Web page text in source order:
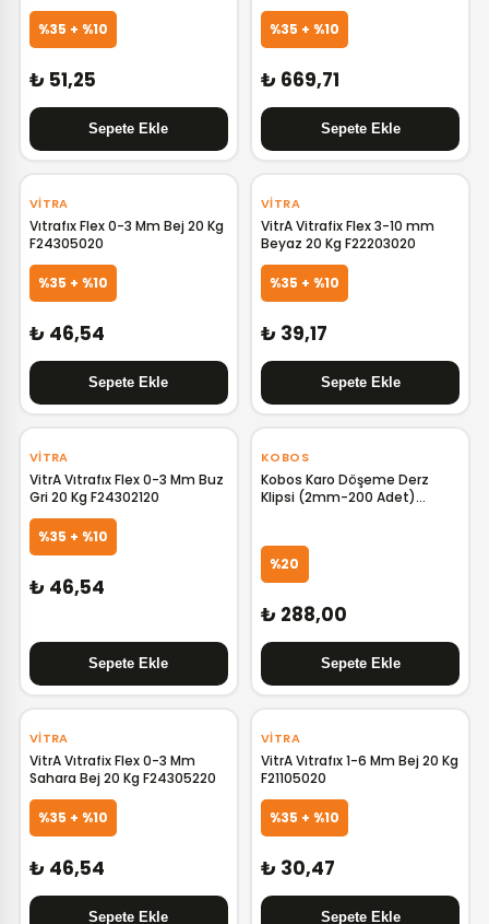
%35 + %10
₺ 51,25
%35 + %10
₺ 669,71
VITRA
Vıtrafıx Flex 0-3 Mm Bej 20 Kg
F24305020
%35 + %10
₺ 46,54
VITRA
VitrA Vitrafix Flex 3-10 mm
Beyaz 20 Kg F22203020
%35 + %10
₺ 39,17
VITRA
VitrA Vıtrafıx Flex 0-3 Mm Buz
Gri 20 Kg F24302120
%35 + %10
₺ 46,54
KOBOS
Kobos Karo Döşeme Derz
Klipsi (2mm-200 Adet)
%20
₺ 288,00
VITRA
VitrA Vıtrafix Flex 0-3 Mm
Sahara Bej 20 Kg F24305220
%35 + %10
₺ 46,54
VITRA
VitrA Vıtrafıx 1-6 Mm Bej 20 Kg
F21105020
%35 + %10
₺ 30,47